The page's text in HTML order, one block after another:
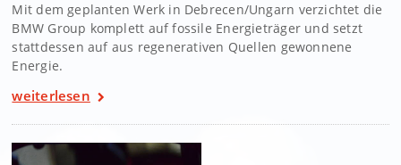
Mit dem geplanten Werk in Debrecen/Ungarn verzichtet die
BMW Group komplett auf fossile Energieträger und setzt
stattdessen auf aus regenerativen Quellen gewonnene
Energie.
weiterlesen